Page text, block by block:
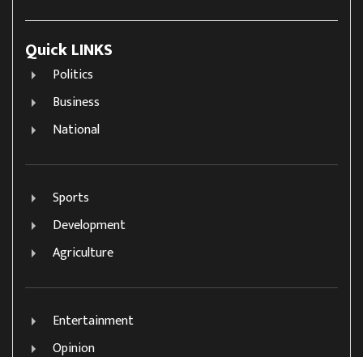
Quick LINKS
Politics
Business
National
Sports
Development
Agriculture
Entertainment
Opinion